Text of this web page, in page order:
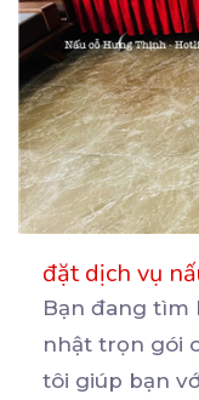
đặt dịch vụ
Bạn đang tìm
nhật trọn gói
tôi giúp bạn